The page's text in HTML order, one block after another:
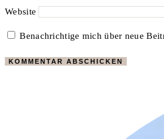
Website
Benachrichtige mich über neue